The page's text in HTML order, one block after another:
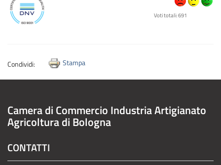
Voti totali: 691
Condividi: Stampa
Camera di Commercio Industria Artigianato
Agricoltura di Bologna
CONTATTI